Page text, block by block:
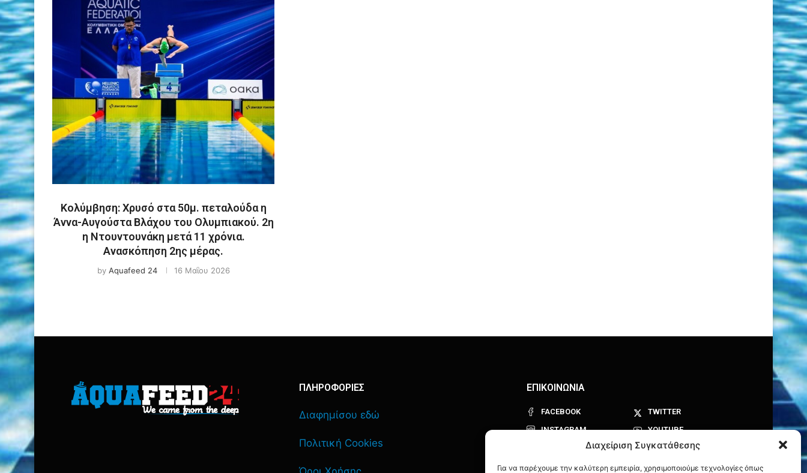
Διαχείριση Συγκατάθεσης
Για να παρέχουμε την καλύτερη εμπειρία, χρησιμοποιούμε τεχνολογίες όπως
Κολύμβηση: Χρυσό στα 50μ. πεταλούδα η
Άννα-Αυγούστα Βλάχου του Ολυμπιακού. 2η
η Ντουντουνάκη μετά 11 χρόνια.
Ανασκόπηση 2ης μέρας.
by Aquafeed 24 16 Μαΐου 2026
ΠΛΗΡΟΦΟΡΙΕΣ
Διαφημίσου εδώ
Πολιτική Cookies
ΕΠΙΚΟΙΝΩΝΙΑ
FACEBOOK
TWITTER
INSTAGRAM
YOUTUBE